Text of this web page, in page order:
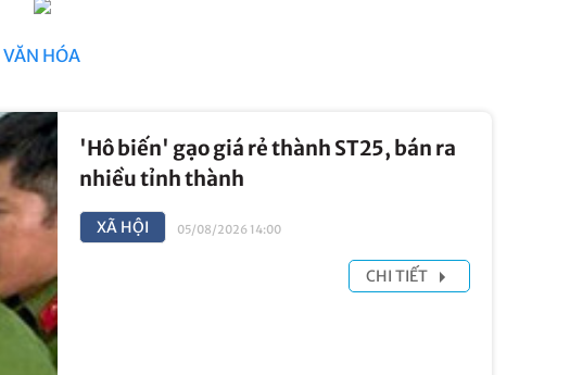
VĂN HÓA
'Hô biến' gạo giá rẻ thành ST25, bán ra
nhiều tỉnh thành
XÃ HỘI 05/08/2026 14:00
CHI TIẾT